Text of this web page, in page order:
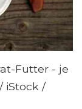
Futter - je
iStock /